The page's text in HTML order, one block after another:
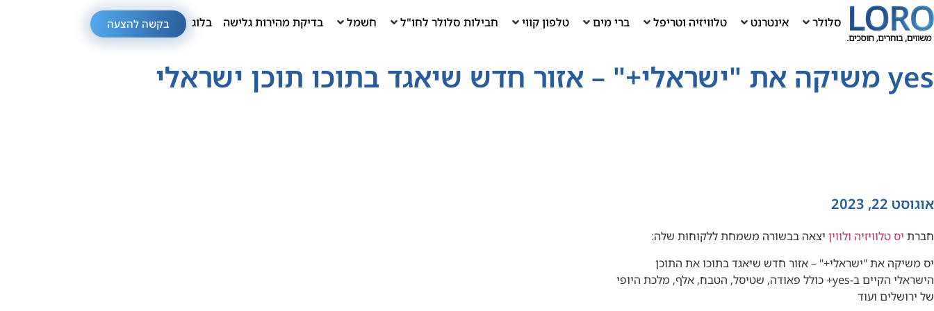
סלולר אינטרנט טלוויזיה וטריפל ברי מים טלפון קווי חבילות סלולר לחו"ל חשמל בדיקת מהירות גלישה בלוג בקשה להצעה
yes משיקה את "ישראלי+" – אזור חדש שיאגד בתוכו תוכן ישראלי
אוגוסט 22, 2023
חברת יס טלוויזיה ולווין יצאה בבשורה משמחת ללקוחות שלה:
יס משיקה את "ישראלי+" – אזור חדש שיאגד בתוכו את התוכן
הישראלי הקיים ב-yes+ כולל פאודה, שטיסל, הטבח, אלף, מלכת היופי
של ירושלים ועוד